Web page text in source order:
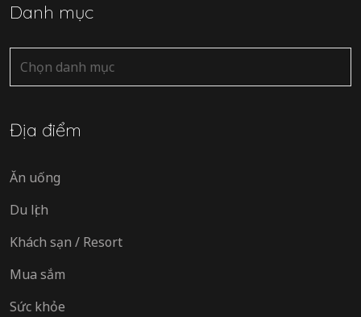
Danh mục
Danh
mục
Địa điểm
Ăn uống
Du lịch
Khách sạn / Resort
Mua sắm
Sức khỏe